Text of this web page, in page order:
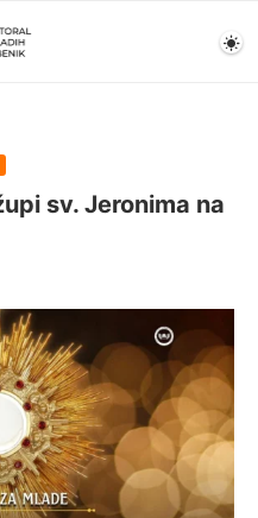
sv. Jeronima na